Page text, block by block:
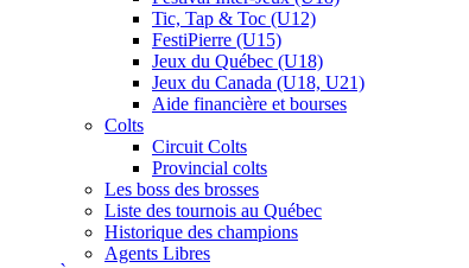
Tic, Tap & Toc (U12)
FestiPierre (U15)
Jeux du Québec (U18)
Jeux du Canada (U18, U21)
Aide financière et bourses
Colts
Circuit Colts
Provincial colts
Les boss des brosses
Liste des tournois au Québec
Historique des champions
Agents Libres